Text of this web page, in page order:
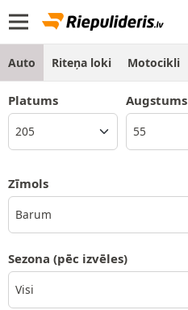
Auto Riteņa loki Motocikli
Platums Augstums
Zīmols
Barum
Sezona (pēc izvēles)